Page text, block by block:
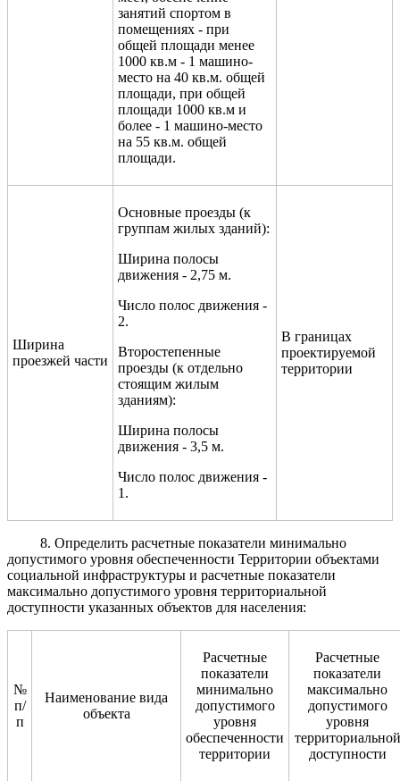
занятий спортом в
помещениях - при
общей площади менее
1000 кв.м - 1 машино-
место на 40 кв.м. общей
площади, при общей
площади 1000 кв.м и
более - 1 машино-место
на 55 кв.м. общей
площади.
Ширина
проезжей части
Основные проезды (к
группам жилых зданий):
Ширина полосы
движения - 2,75 м.
Число полос движения -
2.
Второстепенные
проезды (к отдельно
стоящим жилым
зданиям):
Ширина полосы
движения - 3,5 м.
Число полос движения -
1.
В границах
проектируемой
территории
8. Определить расчетные показатели минимально
допустимого уровня обеспеченности Территории объектами
социальной инфраструктуры и расчетные показатели
максимально допустимого уровня территориальной
доступности указанных объектов для населения:
№
п/
п
Наименование вида
объекта
Расчетные
показатели
минимально
допустимого
уровня
обеспеченности
территории
Расчетные
показатели
максимально
допустимого
уровня
территориальной
доступности